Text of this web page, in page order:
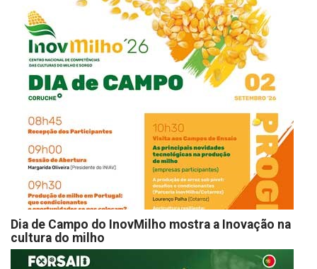
Dia de Campo do InovMilho mostra a Inovação na
cultura do milho